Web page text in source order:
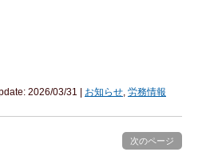
2026/03/31 | お知らせ 労務情報
次のページ